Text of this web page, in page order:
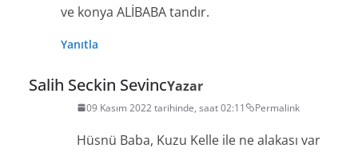
ve konya ALİBABA tandır.
Yanıtla
Salih Seckin SevincYazar
09 Kasım 2022 tarihinde, saat 02:11 Permalink
Hüsnü Baba, Kuzu Kelle ile ne alakası var